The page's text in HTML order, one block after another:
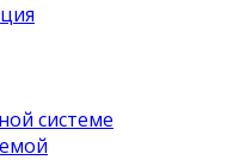
системе